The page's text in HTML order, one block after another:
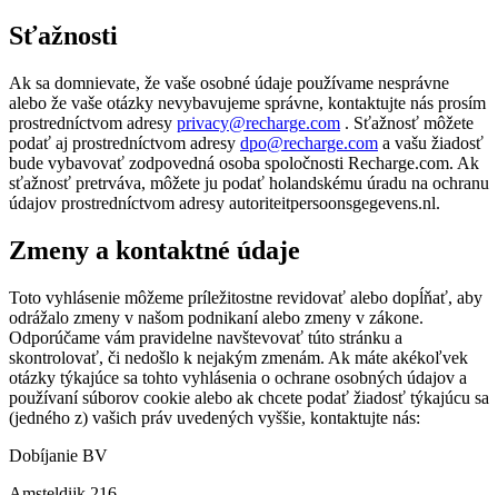
Sťažnosti
Ak sa domnievate, že vaše osobné údaje používame nesprávne
alebo že vaše otázky nevybavujeme správne, kontaktujte nás prosím
prostredníctvom adresy privacy@recharge.com . Sťažnosť môžete
podať aj prostredníctvom adresy dpo@recharge.com a vašu žiadosť
bude vybavovať zodpovedná osoba spoločnosti Recharge.com. Ak
sťažnosť pretrváva, môžete ju podať holandskému úradu na ochranu
údajov prostredníctvom adresy autoriteitpersoonsgegevens.nl.
Zmeny a kontaktné údaje
Toto vyhlásenie môžeme príležitostne revidovať alebo dopĺňať, aby
odrážalo zmeny v našom podnikaní alebo zmeny v zákone.
Odporúčame vám pravidelne navštevovať túto stránku a
skontrolovať, či nedošlo k nejakým zmenám. Ak máte akékoľvek
otázky týkajúce sa tohto vyhlásenia o ochrane osobných údajov a
používaní súborov cookie alebo ak chcete podať žiadosť týkajúcu sa
(jedného z) vašich práv uvedených vyššie, kontaktujte nás:
Dobíjanie BV